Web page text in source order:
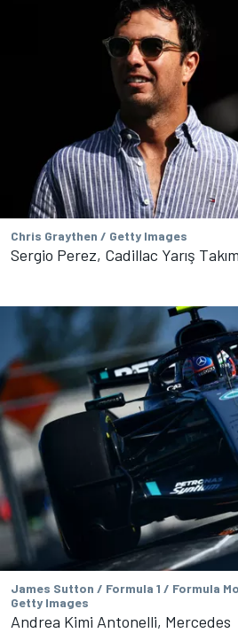
Chris Graythen / Getty Images
Sergio Perez, Cadillac Yarış
James Sutton / Formula 1 / Formula
Getty Images
Andrea Kimi Antonelli, Mercedes